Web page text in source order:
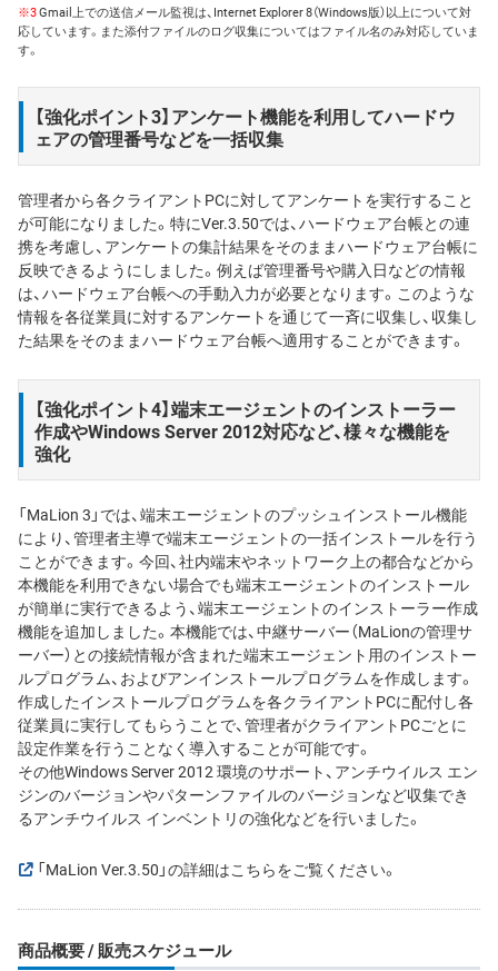
※3Gmail上での送信メール監視は、Internet Explorer 8（Windows版）以上について対
応しています。また添付ファイルのログ収集についてはファイル名のみ対応していま
す。
【強化ポイント3】アンケート機能を利用してハードウ
ェアの管理番号などを一括収集
管理者から各クライアントPCに対してアンケートを実行すること
が可能になりました。特にVer.3.50では、ハードウェア台帳との連
携を考慮し、アンケートの集計結果をそのままハードウェア台帳に
反映できるようにしました。例えば管理番号や購入日などの情報
は、ハードウェア台帳への手動入力が必要となります。このような
情報を各従業員に対するアンケートを通じて一斉に収集し、収集し
た結果をそのままハードウェア台帳へ適用することができます。
【強化ポイント4】端末エージェントのインストーラー
作成やWindows Server 2012対応など、様々な機能を
強化
「MaLion 3」では、端末エージェントのプッシュインストール機能
により、管理者主導で端末エージェントの一括インストールを行う
ことができます。今回、社内端末やネットワーク上の都合などから
本機能を利用できない場合でも端末エージェントのインストール
が簡単に実行できるよう、端末エージェントのインストーラー作成
機能を追加しました。本機能では、中継サーバー（MaLionの管理サ
ーバー）との接続情報が含まれた端末エージェント用のインストー
ルプログラム、およびアンインストールプログラムを作成します。
作成したインストールプログラムを各クライアントPCに配付し各
従業員に実行してもらうことで、管理者がクライアントPCごとに
設定作業を行うことなく導入することが可能です。
その他Windows Server 2012 環境のサポート、アンチウイルス エン
ジンのバージョンやパターンファイルのバージョンなど収集でき
るアンチウイルス インベントリの強化などを行いました。
「MaLion Ver.3.50」の詳細はこちらをご覧ください。
商品概要 / 販売スケジュール